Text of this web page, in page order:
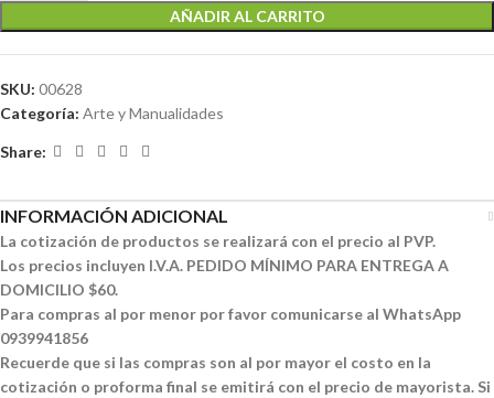
AÑADIR AL CARRITO
SKU: 00628
Categoría: Arte y Manualidades
Share:
INFORMACIÓN ADICIONAL
La cotización de productos se realizará con el precio al PVP.
Los precios incluyen I.V.A. PEDIDO MÍNIMO PARA ENTREGA A
DOMICILIO $60.
Para compras al por menor por favor comunicarse al WhatsApp
0939941856
Recuerde que si las compras son al por mayor el costo en la
cotización o proforma final se emitirá con el precio de mayorista. Si